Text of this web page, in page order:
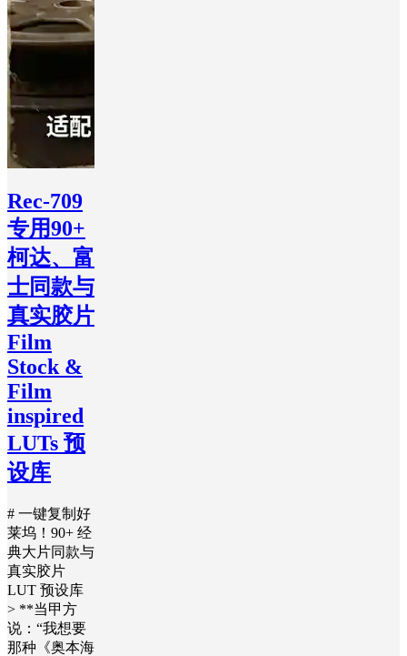
Rec-709
专用90+
柯达、富
士同款与
真实胶片
Film
Stock &
Film
inspired
LUTs 预
设库
# 一键复制好
莱坞！90+ 经
典大片同款与
真实胶片
LUT 预设库
> **当甲方
说：“我想要
那种《奥本海